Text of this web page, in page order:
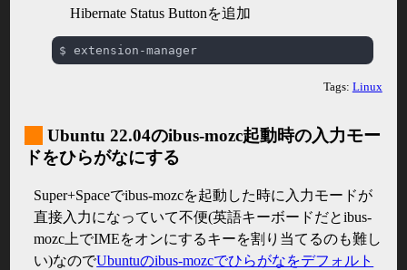
Hibernate Status Buttonを追加
Tags: Linux
Ubuntu 22.04のibus-mozc起動時の入力モー
ドをひらがなにする
Super+Spaceでibus-mozcを起動した時に入力モードが
直接入力になっていて不便(英語キーボードだとibus-
mozc上でIMEをオンにするキーを割り当てるのも難し
い)なのでUbuntuのibus-mozcでひらがなをデフォルト